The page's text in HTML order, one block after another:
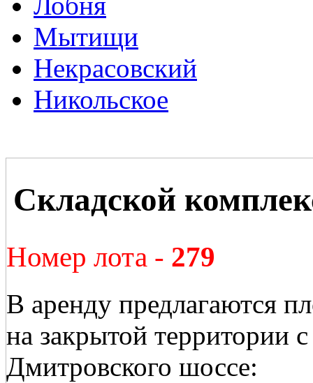
Мытищи
Некрасовский
Никольское
Складской
Номер лота - 279
В аренду предлагаются
на закрытой
Дмитровского шоссе: